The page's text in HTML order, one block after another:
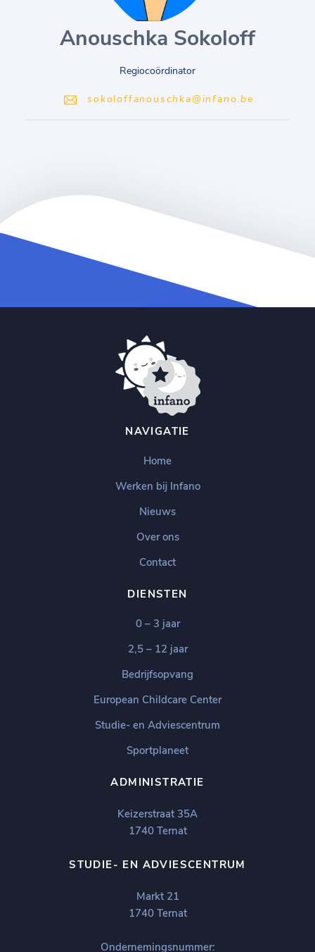
Anouschka Sokoloff
Regiocoördinator
sokoloffanouschka@infano.be
NAVIGATIE
Home
Werken bij Infano
Nieuws
Over ons
Contact
DIENSTEN
0 – 3 jaar
2,5 – 12 jaar
Bedrijfsopvang
European Childcare Center
Studie- en Adviescentrum
Sportplaneet
ADMINISTRATIE
Keizerstraat 35A
1740 Ternat
STUDIE- EN ADVIESCENTRUM
Markt 21
1740 Ternat
Ondernemingsnummer: